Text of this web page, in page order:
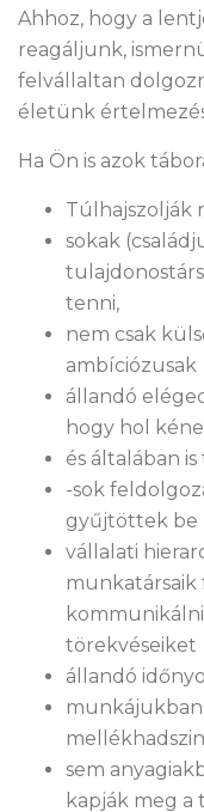
Ahhoz, hogy a
reagáljunk,
felvállaltan
életünk
Ha Ön is azok
Túlhajszolják
sokak
tenni,
nem csak
ambíciózusak
állandó
hogy hol
és általában
-sok
gyűjtöttek be
vállalati
törekvéseiket
állandó
munkájukban
sem
kapják meg